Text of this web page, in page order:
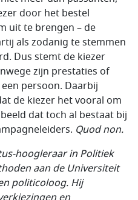
door het bestel
uit te brengen – de
als zodanig te stemmen
Dus stemt de kiezer
zijn prestaties of
persoon. Daarbij
de kiezer het vooral om
dat toch al bestaat bij
Quod non.
hoogleraar in Politiek
aan de Universiteit
politicoloog. Hij